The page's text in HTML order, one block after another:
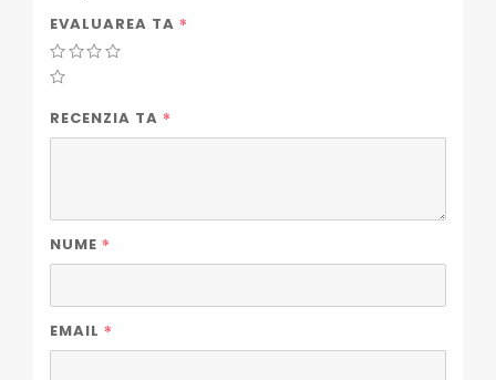
EVALUAREA TA *
RECENZIA TA *
NUME *
EMAIL *